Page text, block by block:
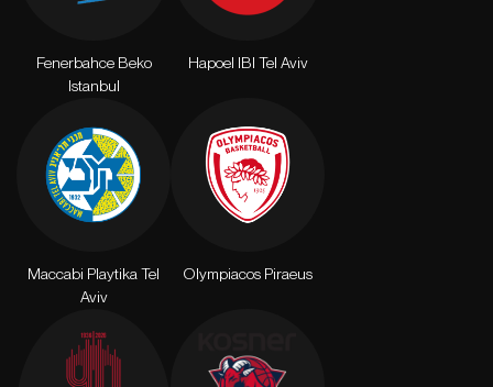
Fenerbahce Beko
Istanbul
Hapoel IBI Tel Aviv
Maccabi Playtika Tel
Aviv
Olympiacos Piraeus